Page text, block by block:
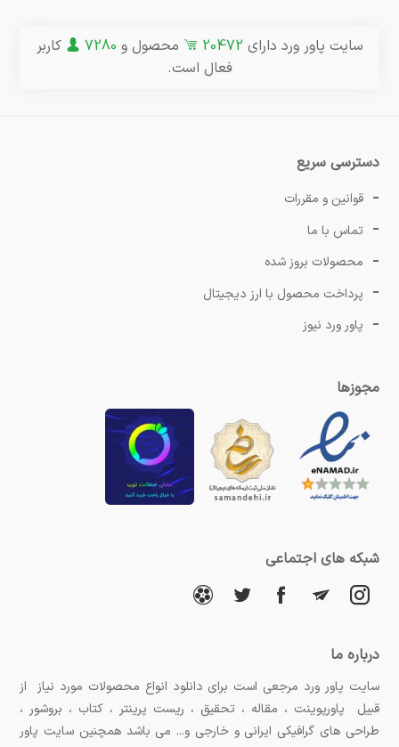
سایت پاور ورد دارای 20472 محصول و 7280
کاربر
فعال است.
دسترسی سریع
قوانین و مقررات
تماس با ما
محصولات بروز شده
پرداخت محصول با ارز دیجیتال
پاور ورد نیوز
مجوزها
شبکه های اجتماعی
درباره ما
سایت پاور ورد مرجعی است برای دانلود انواع محصولات مورد نیاز از
قبیل پاورپوینت ، مقاله ، تحقیق ، ریست پرینتر ، کتاب ، بروشور ،
طراحی های گرافیکی ایرانی و خارجی و... می باشد همچنین سایت پاور